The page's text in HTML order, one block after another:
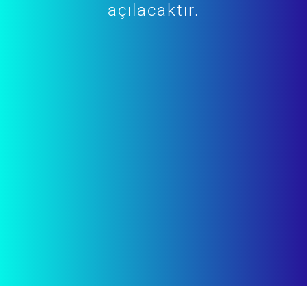
açılacaktır.